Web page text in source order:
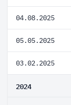
04.08.2025
05.05.2025
03.02.2025
2024